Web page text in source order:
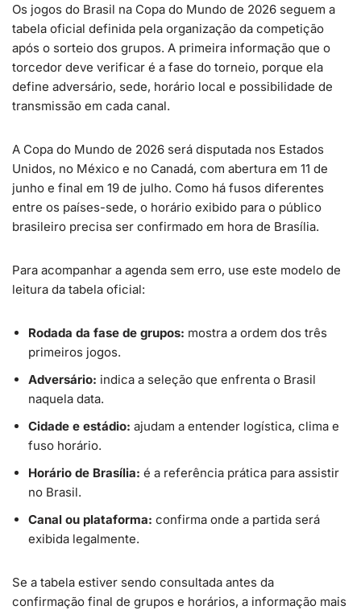
Os jogos do Brasil na Copa do Mundo de 2026 seguem a
tabela oficial definida pela organização da competição
após o sorteio dos grupos. A primeira informação que o
torcedor deve verificar é a fase do torneio, porque ela
define adversário, sede, horário local e possibilidade de
transmissão em cada canal.
A Copa do Mundo de 2026 será disputada nos Estados
Unidos, no México e no Canadá, com abertura em 11 de
junho e final em 19 de julho. Como há fusos diferentes
entre os países-sede, o horário exibido para o público
brasileiro precisa ser confirmado em hora de Brasília.
Para acompanhar a agenda sem erro, use este modelo de
leitura da tabela oficial:
Rodada da fase de grupos: mostra a ordem dos três
primeiros jogos.
Adversário: indica a seleção que enfrenta o Brasil
naquela data.
Cidade e estádio: ajudam a entender logística, clima e
fuso horário.
Horário de Brasília: é a referência prática para assistir
no Brasil.
Canal ou plataforma: confirma onde a partida será
exibida legalmente.
Se a tabela estiver sendo consultada antes da
confirmação final de grupos e horários, a informação mais